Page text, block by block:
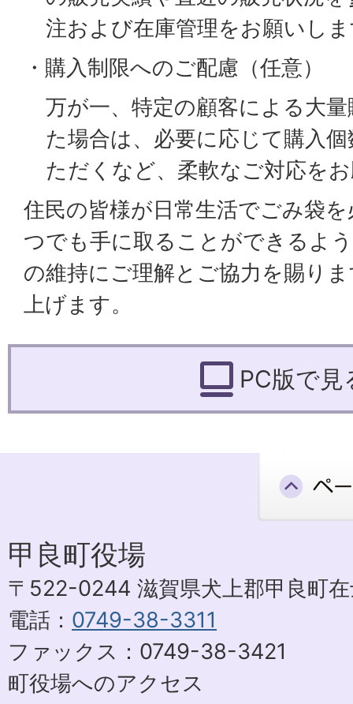
注および在庫管理をお願いし
・購入制限へのご配慮（任意）
万が一、特定の顧客による大
た場合は、必要に応じて購入
ただくなど、柔軟なご対応を
住民の皆様が日常生活でごみ袋
つでも手に取ることができるよ
の維持にご理解とご協力を賜り
上げます。
PC版で見
甲良町役場
〒522-0244 滋賀県犬上郡甲良町
電話： 0749-38-3311
ファックス：0749-38-3421
町役場へのアクセス